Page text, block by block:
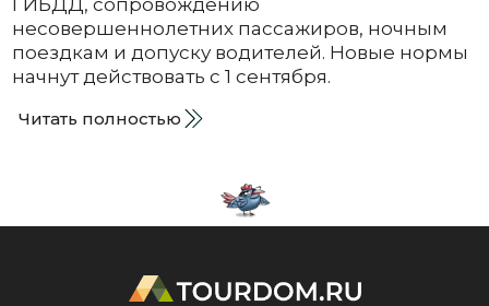
ГИБДД, сопровождению
несовершеннолетних пассажиров, ночным
поездкам и допуску водителей. Новые нормы
начнут действовать с 1 сентября.
Читать полностью